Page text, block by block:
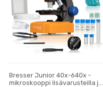
Bresser Junior 40x-640x -
mikroskooppi lisävarusteilla ja